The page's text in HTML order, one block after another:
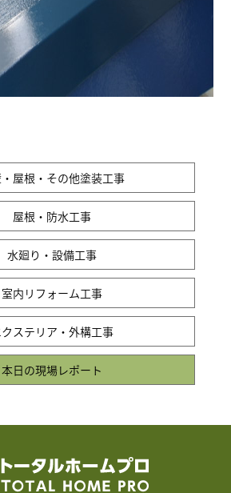
屋根・その他塗装工事
屋根・防水工事
水廻り・設備工事
室内リフォーム工事
ステリア・外構工事
本日の現場レポート